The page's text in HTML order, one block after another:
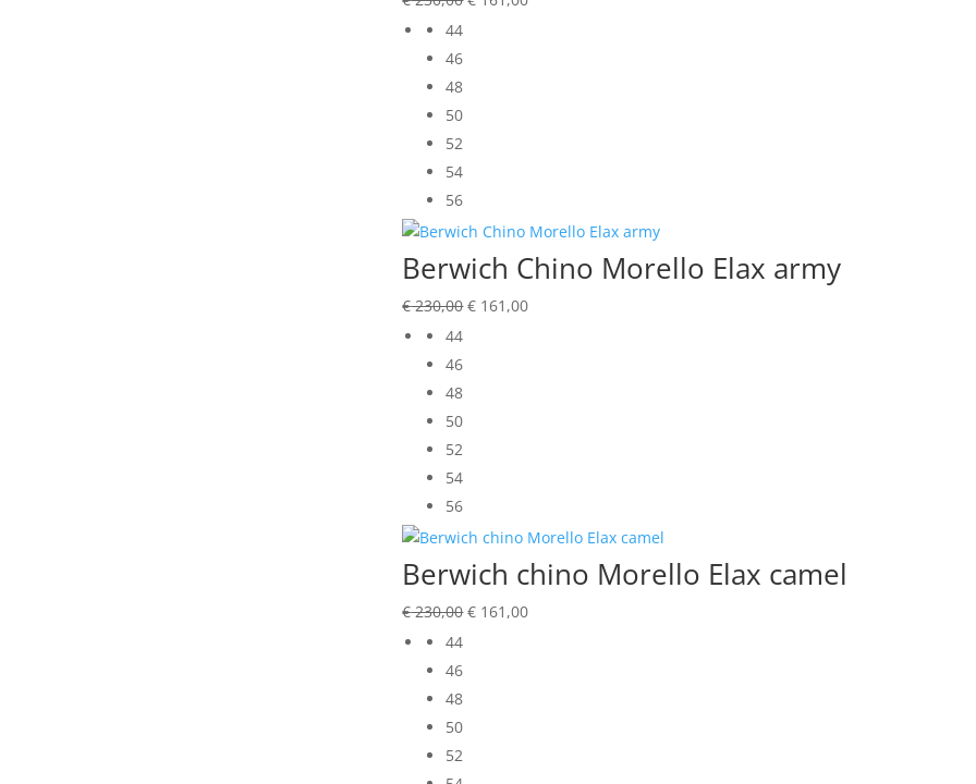
44
46
48
50
52
54
56
Berwich Chino Morello Elax army
€230,00Oorspronkelijke
€ 161,00Huidige
44
46
48
50
52
54
56
Berwich chino Morello Elax camel
€230,00Oorspronkelijke
€ 161,00Huidige
44
46
48
50
52